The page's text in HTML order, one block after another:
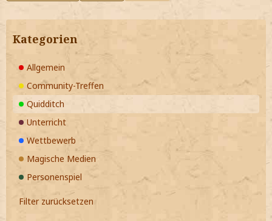
Kategorien
Allgemein
Community-Treffen
Quidditch
Unterricht
Wettbewerb
Magische Medien
Personenspiel
Filter zurücksetzen